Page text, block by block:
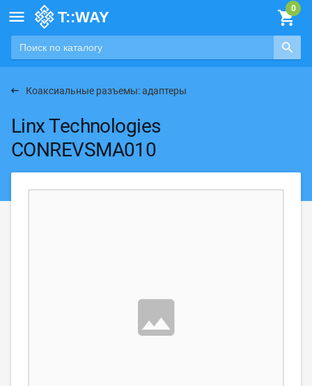

Коаксиальные разъемы: адаптеры
Linx Technologies
CONREVSMA010